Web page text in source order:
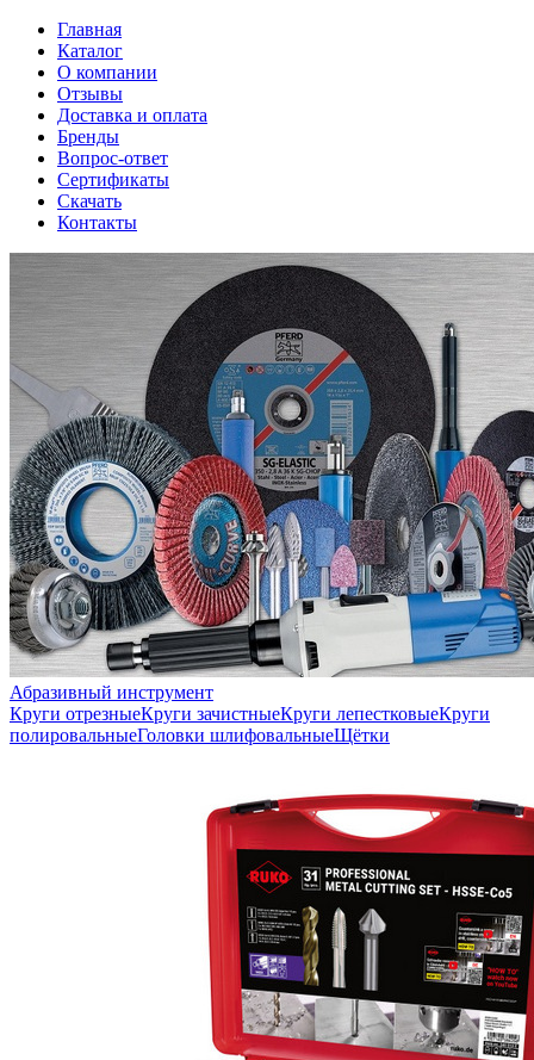
Главная
Каталог
О компании
Отзывы
Доставка и оплата
Бренды
Вопрос-ответ
Сертификаты
Скачать
Контакты
Абразивный инструмент
Круги отрезныеКруги зачистныеКруги лепестковыеКруги
полировальныеГоловки шлифовальныеЩётки